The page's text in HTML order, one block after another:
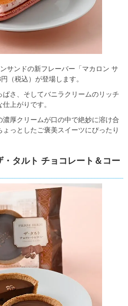
サンドの新フレーバー「マカロン サ
（税込）が登場します。
さ、そしてバニラクリームのリッチ
上がりです。
厚クリームが口の中で絶妙に溶け合
っとしたご褒美スイーツにぴったり
タルト チョコレート＆コー